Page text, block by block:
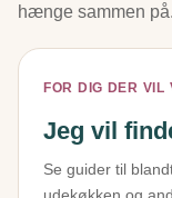
hænge sammen
FOR DIG DER VIL
Jeg vil
Se guider til
udekøkken og